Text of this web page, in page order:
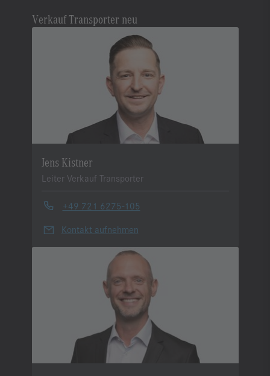
Verkauf Transporter neu
Jens Kistner
Leiter Verkauf Transporter
+49 721 6275-105
Kontakt aufnehmen